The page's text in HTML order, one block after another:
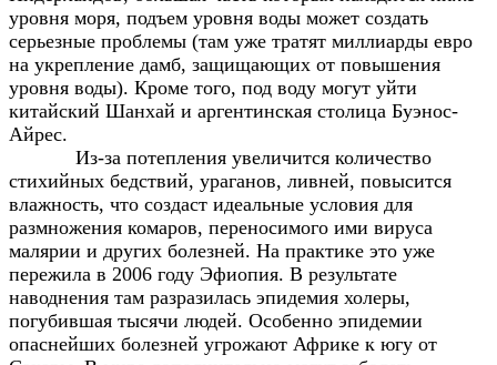
уровня моря, подъем уровня воды может создать
серьезные проблемы (там уже тратят миллиарды евро
на укрепление дамб, защищающих от повышения
уровня воды). Кроме того, под воду могут уйти
китайский Шанхай и аргентинская столица Буэнос-
Айрес.
Из-за потепления увеличится количество
стихийных бедствий, ураганов, ливней, повысится
влажность, что создаст идеальные условия для
размножения комаров, переносимого ими вируса
малярии и других болезней. На практике это уже
пережила в 2006 году Эфиопия. В результате
наводнения там разразилась эпидемия холеры,
погубившая тысячи людей. Особенно эпидемии
опаснейших болезней угрожают Африке к югу от